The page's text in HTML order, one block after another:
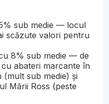
sub medie — locul
scăzute valori pentru
8% sub medie — de
abateri marcante în
(mult sub medie) și
Mării Ross (peste